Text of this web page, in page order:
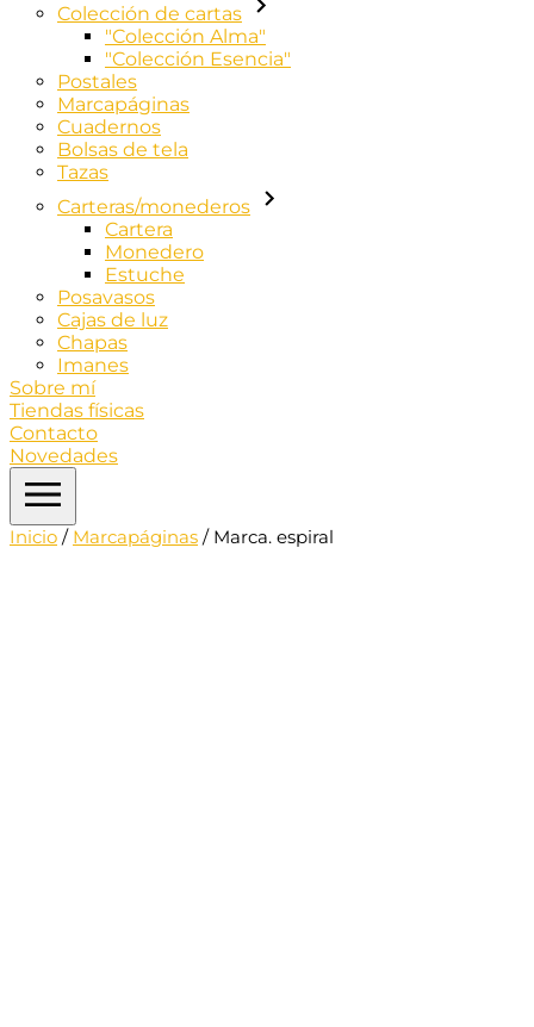
Colección de cartas
"Colección Alma"
"Colección Esencia"
Postales
Marcapáginas
Cuadernos
Bolsas de tela
Tazas
Carteras/monederos
Cartera
Monedero
Estuche
Posavasos
Cajas de luz
Chapas
Imanes
Sobre mí
Tiendas físicas
Contacto
Novedades
Inicio / Marcapáginas / Marca. espiral